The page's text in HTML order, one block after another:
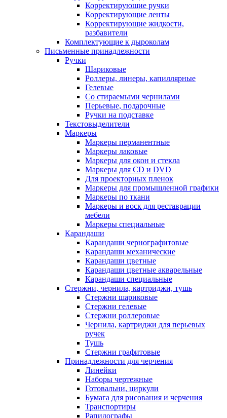
Корректирующие ручки
Корректирующие ленты
Корректирующие жидкости,
разбавители
Комплектующие к дыроколам
Письменные принадлежности
Ручки
Шариковые
Роллеры, линеры, капиллярные
Гелевые
Со стираемыми чернилами
Перьевые, подарочные
Ручки на подставке
Текстовыделители
Маркеры
Маркеры перманентные
Маркеры лаковые
Маркеры для окон и стекла
Маркеры для CD и DVD
Для проекторных пленок
Маркеры для промышленной графики
Маркеры по ткани
Маркеры и воск для реставрации
мебели
Маркеры специальные
Карандаши
Карандаши чернографитовые
Карандаши механические
Карандаши цветные
Карандаши цветные акварельные
Карандаши специальные
Стержни, чернила, картриджи, тушь
Стержни шариковые
Стержни гелевые
Стержни роллеровые
Чернила, картриджи для перьевых
ручек
Тушь
Стержни графитовые
Принадлежности для черчения
Линейки
Наборы чертежные
Готовальни, циркули
Бумага для рисования и черчения
Транспортиры
Рапидографы